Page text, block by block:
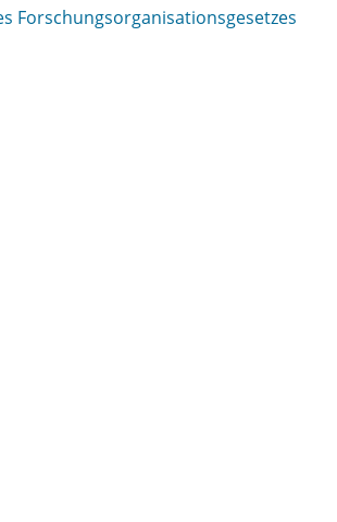
Forschungsorganisationsgesetzes